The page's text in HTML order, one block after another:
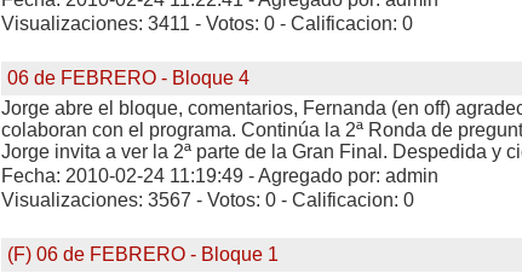
Visualizaciones: 3411 - Votos: 0 - Calificacion: 0
06 de FEBRERO - Bloque 4
Jorge abre el bloque, comentarios, Fernanda (en off)
colaboran con el programa. Continúa la 2ª Ronda de
Jorge invita a ver la 2ª parte de la Gran Final. Despedida y
Fecha: 2010-02-24 11:19:49 - Agregado por: admin
Visualizaciones: 3567 - Votos: 0 - Calificacion: 0
(F) 06 de FEBRERO - Bloque 1